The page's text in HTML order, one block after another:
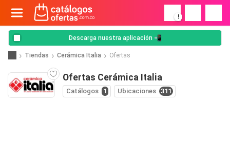
!
Descarga nuestra aplicación 📲
Tiendas Cerámica Italia Ofertas
Ofertas Cerámica Italia
Catálogos 1 Ubicaciones 311